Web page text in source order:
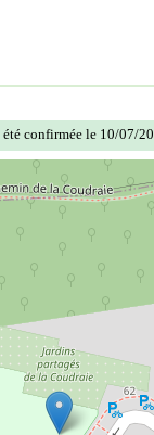
été confirmée le 10/07/